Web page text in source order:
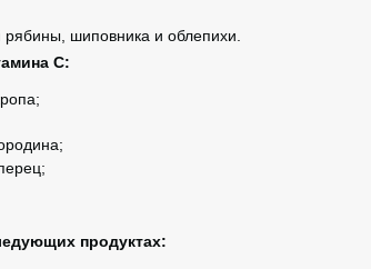
шиповника и облепихи.
С:
продуктах: